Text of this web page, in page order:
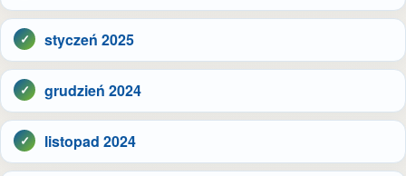
styczeń 2025
grudzień 2024
listopad 2024